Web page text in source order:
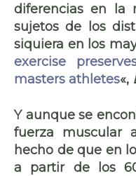
diferencias en la
sujetos de los
siquiera en los
exercise
masters athletes«,
Y aunque se
fuerza muscular
hecho de que en
a partir de los